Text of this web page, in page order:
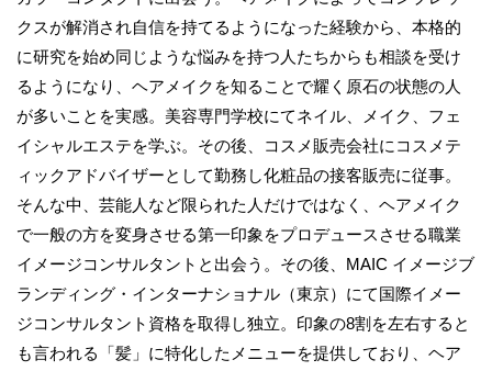
クスが解消され自信を持てるようになった経験から、本格的
に研究を始め同じような悩みを持つ人たちからも相談を受け
るようになり、ヘアメイクを知ることで耀く原石の状態の人
が多いことを実感。美容専門学校にてネイル、メイク、フェ
イシャルエステを学ぶ。その後、コスメ販売会社にコスメテ
ィックアドバイザーとして勤務し化粧品の接客販売に従事。
そんな中、芸能人など限られた人だけではなく、ヘアメイク
で一般の方を変身させる第一印象をプロデュースさせる職業
イメージコンサルタントと出会う。その後、MAIC イメージブ
ランディング・インターナショナル（東京）にて国際イメー
ジコンサルタント資格を取得し独立。印象の8割を左右すると
も言われる「髪」に特化したメニューを提供しており、ヘア